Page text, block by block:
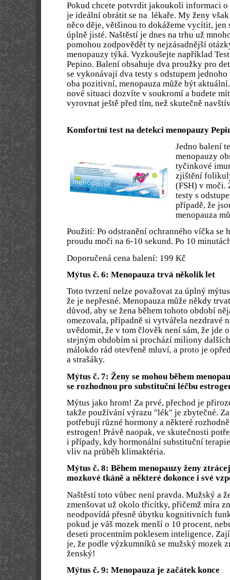
Pokud chcete potvrdit jakoukoli informaci o
je ideální obrátit se na lékaře. My ženy
něco děje, většinou to dokážeme vycítit, jen
úplně jisté. Naštěstí je dnes na trhu už
pomohou zodpovědět ty nejzásadnější
menopauzy týká. Vyzkoušejte například
Pepino. Balení obsahuje dva proužky pro
se vykonávají dva testy s odstupem
oba pozitivní, menopauza může být
nové situaci dozvíte v soukromí a budete
vyrovnat ještě před tím, než
Komfortní test na detekci menopauzy
Jedno balení
menopauzy
tyčinkové
zjištění
(FSH) v moči.
testy s
případě, že
menopauza
Použití: Po odstranění ochranného víčka
proudu moči na 6-10 sekund. Po 10
Doporučená cena balení: 199 Kč
Mýtus č. 6: Menopauza trvá několik let
Toto tvrzení nelze považovat za úplný
že je nepřesné. Menopauza může někdy
důvod, aby se žena během tohoto období
omezovala, případně si vytvářela nezdravé
uvědomit, že v tom člověk není sám, že jde
stejným obdobím si prochází miliony
málokdo rád otevřeně mluví, a proto je
a strašáky.
Mýtus č. 7: Ženy se mohou během
se rozhodnou pro substituční léčbu
Mýtus jako hrom! Za prvé, přechod je
takže používání výrazu "lék" je zbytečné.
potřebují různé hormony a některé
estrogen! Právě naopak, ve skutečnosti
i případy, kdy hormonální substituční
vliv na průběh klimaktéria.
Mýtus č. 8: Během menopauzy ženy
mozkové tkáně a některé dokonce i své
Naštěstí toto vůbec není pravda. Mužský a
zmenšovat už okolo třicítky, přičemž míra
neodpovídá přesně úbytku kognitivních
pokud je váš mozek menší o 10 procent,
deseti procentním poklesem inteligence.
je, že podle výzkumníků se mužský mozek
ženský!
Mýtus č. 9: Menopauza je začátek konce